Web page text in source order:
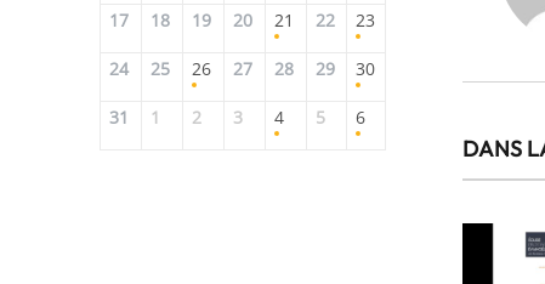
DANS
17 18 19 20 21 22 23
24 25 26 27 28 29 30
31 1 2 3 4 5 6